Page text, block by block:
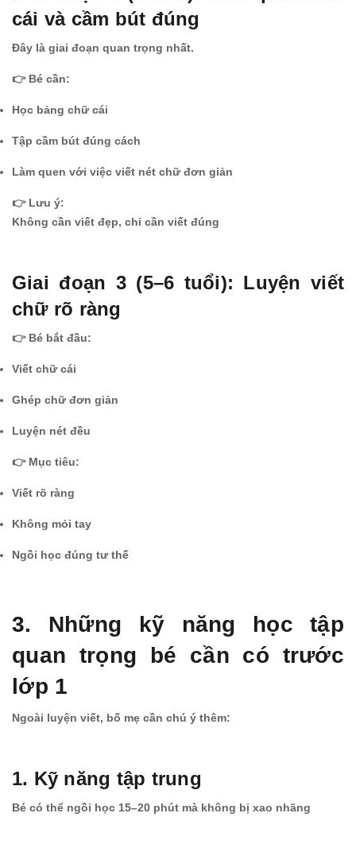
cái và cầm bút đúng
Đây là giai đoạn quan trọng nhất.
👉 Bé cần:
Học bảng chữ cái
Tập cầm bút đúng cách
Làm quen với việc viết nét chữ đơn giản
👉 Lưu ý:
Không cần viết đẹp, chỉ cần viết đúng
Giai đoạn 3 (5–6 tuổi): Luyện viết
chữ rõ ràng
👉 Bé bắt đầu:
Viết chữ cái
Ghép chữ đơn giản
Luyện nét đều
👉 Mục tiêu:
Viết rõ ràng
Không mỏi tay
Ngồi học đúng tư thế
3. Những kỹ năng học tập
quan trọng bé cần có trước
lớp 1
Ngoài luyện viết, bố mẹ cần chú ý thêm:
1. Kỹ năng tập trung
Bé có thể ngồi học 15–20 phút mà không bị xao nhãng